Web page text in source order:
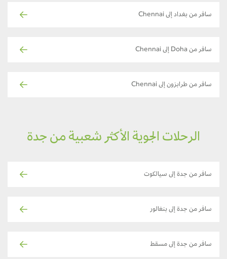
سافر من بغداد إلى Chennai
سافر من Doha إلى Chennai
سافر من طرابزون إلى Chennai
الرحلات الجوية الأكثر شعبية من جدة
سافر من جدة إلى سيالكوت
سافر من جدة إلى بنغالور
سافر من جدة إلى مسقط